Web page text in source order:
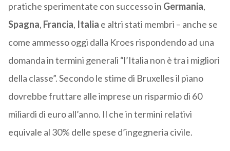
pratiche sperimentate con successo in Germania,
Spagna, Francia, Italia e altri stati membri – anche se
come ammesso oggi dalla Kroes rispondendo ad una
domanda in termini generali “l’Italia non è tra i migliori
della classe”. Secondo le stime di Bruxelles il piano
dovrebbe fruttare alle imprese un risparmio di 60
miliardi di euro all’anno. Il che in termini relativi
equivale al 30% delle spese d’ingegneria civile.